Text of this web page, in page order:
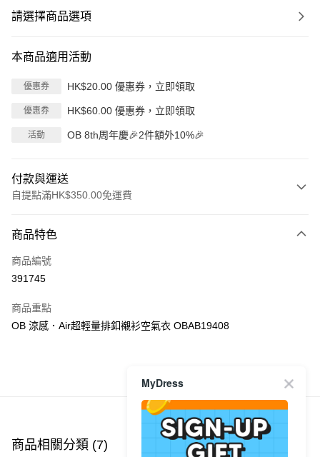
請選擇商品選項
本商品適用活動
優惠券 HK$20.00 優惠券，立即領取
優惠券 HK$60.00 優惠券，立即領取
活動 OB 8th周年慶🎉2件額外10%🎉
付款與運送
自提點滿HK$350.00免運費
信用卡
Apple Pay
PayMe
每筆HK$40.00，滿HK$350.00或以上免運費
付款後順豐站及營業點
商品特色
商品編號
391745
商品重點
OB 涼感．Air超輕量排釦襯衫空氣衣 OBAB19408
商品推薦
商品相關分類 (7)
MyDress